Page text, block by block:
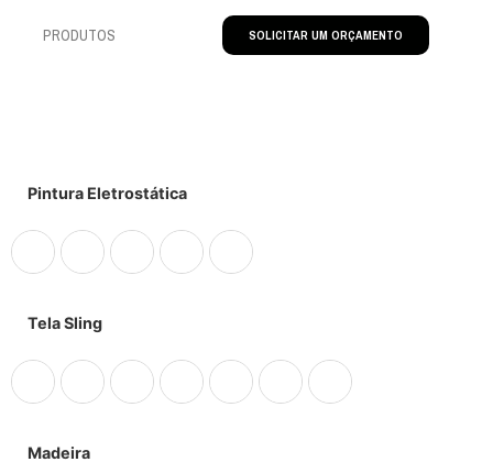
PRODUTOS SOLICITAR UM ORÇAMENTO
Pintura Eletrostática
Tela Sling
Madeira